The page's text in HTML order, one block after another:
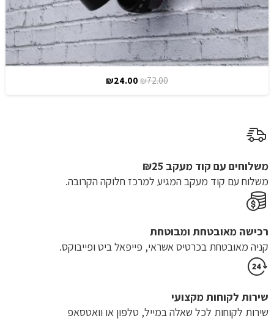
₪72.00
המחיר
המקורי
₪24.00
המחיר
הנוכחי
משלוחים עם קוד מעקב ₪25
משלוח​ עם קוד מעקב המגיע למרכז חלוקה הקרובה.
רכישה​ ​מאובטחת ומבוטחת
קניה מאובטחת בכרטיס אשראי, פייפאל ביט ופייבוקס.
שירות לקוחות מקצועי
שירות לקוחות לכל שאלה במייל, טלפון או וואטסאפ